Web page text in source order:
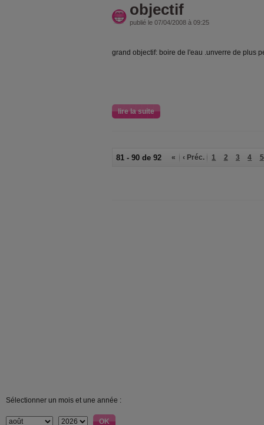
objectif
publié le 07/04/2008 à 09:25
grand objectif: boire de l'eau .unverre de plus
lire la suite
81 - 90 de 92 « ‹ Préc. 1 2 3 4 5
Sélectionner un mois et une année :